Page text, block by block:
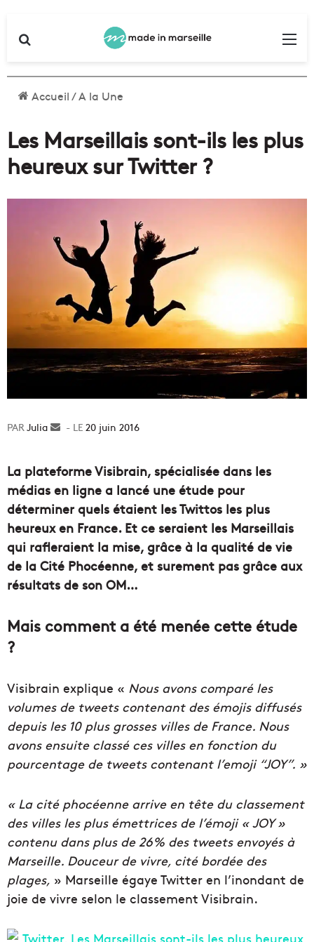
Accueil/A la Une
Les Marseillais sont-ils les plus
heureux sur Twitter ?
Julia
Envoyer20 juin 2016
La plateforme Visibrain, spécialisée dans les
médias en ligne a lancé une étude pour
déterminer quels étaient les Twittos les plus
heureux en France. Et ce seraient les Marseillais
qui rafleraient la mise, grâce à la qualité de vie
de la Cité Phocéenne, et surement pas grâce aux
résultats de son OM…
Mais comment a été menée cette étude
?
Visibrain explique « Nous avons comparé les
volumes de tweets contenant des émojis diffusés
depuis les 10 plus grosses villes de France. Nous
avons ensuite classé ces villes en fonction du
pourcentage de tweets contenant l’emoji “JOY”. »
« La cité phocéenne arrive en tête du classement
des villes les plus émettrices de l’émoji « JOY »
contenu dans plus de 26% des tweets envoyés à
Marseille. Douceur de vivre, cité bordée des
plages, » Marseille égaye Twitter en l’inondant de
joie de vivre selon le classement Visibrain.